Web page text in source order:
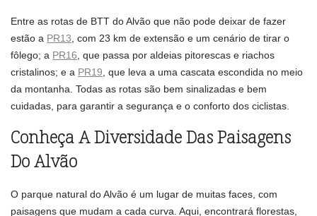
Entre as rotas de BTT do Alvão que não pode deixar de fazer
estão a PR13 , com 23 km de extensão e um cenário de tirar o
fôlego; a PR16 , que passa por aldeias pitorescas e riachos
cristalinos; e a PR19 , que leva a uma cascata escondida no meio
da montanha. Todas as rotas são bem sinalizadas e bem
cuidadas, para garantir a segurança e o conforto dos ciclistas.
Conheça A Diversidade Das Paisagens
Do Alvão
O parque natural do Alvão é um lugar de muitas faces, com
paisagens que mudam a cada curva. Aqui, encontrará florestas,